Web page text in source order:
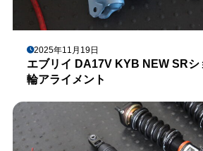
2025年11月19日
エブリイ DA17V KYB NEW SRシ
輪アライメント